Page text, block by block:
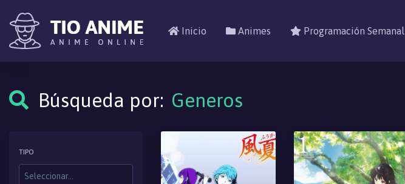
Inicio Animes Programación Semanal
Búsqueda por: Generos
TIPO